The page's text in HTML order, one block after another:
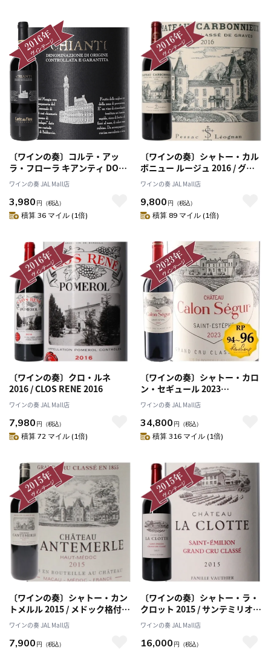
〔ワインの奏〕コルテ・アッ
ラ・フローラ キアンティ DOCG
2017 / Corte Alla Flora
CHIANTI DOCG 2017
ワインの奏 JAL Mall店
3,980 円 （税込）
積算 36 マイル (1倍)
〔ワインの奏〕シャトー・カル
ボニュー ルージュ 2016 / グラ
ーヴ地区 格付けシャトー
Grand Cru Classe de Graves
ワインの奏 JAL Mall店
9,800 円 （税込）
積算 89 マイル (1倍)
〔ワインの奏〕クロ・ルネ
2016 / CLOS RENE 2016
ワインの奏 JAL Mall店
7,980 円 （税込）
積算 72 マイル (1倍)
〔ワインの奏〕シャトー・カロ
ン・セギュール 2023
/BORDEAUX PRIMEUR 2023 /
メドック格付け第３級
Troisiemes Grands Crus
【RP(パーカーポイント)94-96
ワインの奏 JAL Mall店
34,800 円 （税込）
積算 316 マイル (1倍)
〔ワインの奏〕シャトー・カン
トメルル 2015 / メドック格付け
第５級 CINQUIEMES Grands
Crus
ワインの奏 JAL Mall店
7,900 円 （税込）
〔ワインの奏〕シャトー・ラ・
クロット 2015 / サンテミリオン
格付け 特別級 Grand Cru
Classe
ワインの奏 JAL Mall店
16,000 円 （税込）